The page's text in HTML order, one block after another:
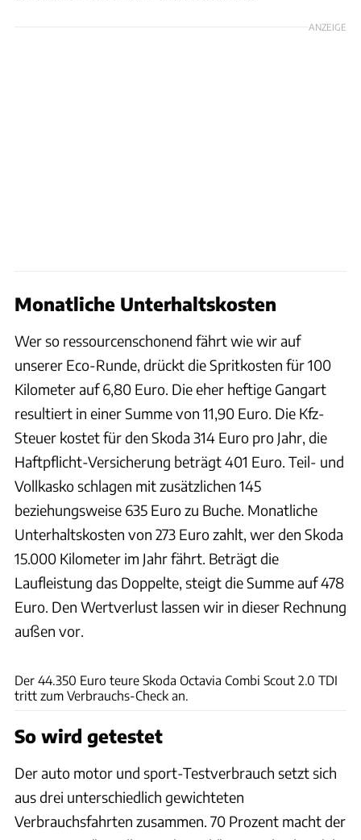
ANZEIGE
Monatliche Unterhaltskosten
Wer so ressourcenschonend fährt wie wir auf
unserer Eco-Runde, drückt die Spritkosten für 100
Kilometer auf 6,80 Euro. Die eher heftige Gangart
resultiert in einer Summe von 11,90 Euro. Die Kfz-
Steuer kostet für den Skoda 314 Euro pro Jahr, die
Haftpflicht-Versicherung beträgt 401 Euro. Teil- und
Vollkasko schlagen mit zusätzlichen 145
beziehungsweise 635 Euro zu Buche. Monatliche
Unterhaltskosten von 273 Euro zahlt, wer den Skoda
15.000 Kilometer im Jahr fährt. Beträgt die
Laufleistung das Doppelte, steigt die Summe auf 478
Euro. Den Wertverlust lassen wir in dieser Rechnung
außen vor.
Der 44.350 Euro teure Skoda Octavia Combi Scout 2.0 TDI
tritt zum Verbrauchs-Check an.
So wird getestet
Der auto motor und sport-Testverbrauch setzt sich
aus drei unterschiedlich gewichteten
Verbrauchsfahrten zusammen. 70 Prozent macht der